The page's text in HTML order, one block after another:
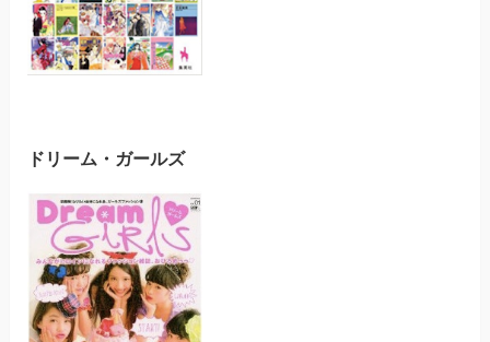
ドリーム・ガールズ